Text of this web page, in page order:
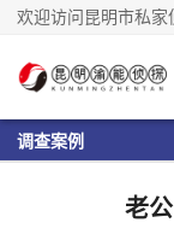
欢迎访问昆明市私家
调查案例
老